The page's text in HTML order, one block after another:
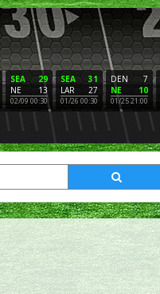
29
SEA
13
NE
02/09 00:30
31
SEA
27
LAR
01/26 00:30
7
DEN
10
NE
01/25 21:00